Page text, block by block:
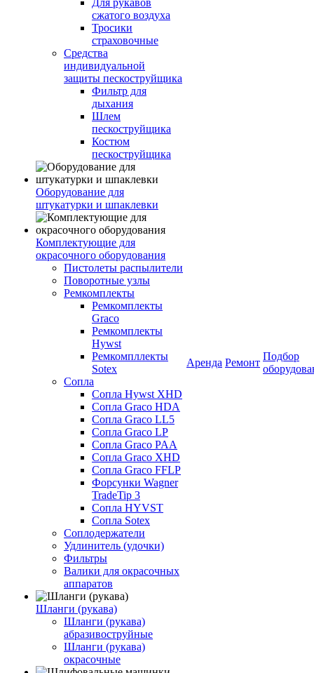
Для рукавов
сжатого воздуха
Тросики
страховочные
Средства
индивидуальной
защиты пескоструйщика
Фильтр для
дыхания
Шлем
пескоструйщика
Костюм
пескоструйщика
Оборудование для
штукатурки и шпаклевки
Комплектующие для
окрасочного оборудования
Пистолеты распылители
Поворотные узлы
Ремкомплекты
Ремкомплекты
Graco
Ремкомплекты
Hywst
Ремкомпллекты
Sotex
Сопла
Сопла Hywst XHD
Сопла Graco HDA
Сопла Graco LL5
Сопла Graco LP
Сопла Graco PAA
Сопла Graco XHD
Сопла Graco FFLP
Форсунки Wagner
TradeTip 3
Сопла HYVST
Сопла Sotex
Соплодержатели
Удлинитель (удочки)
Фильтры
Валики для окрасочных
аппаратов
Шланги (рукава)
Шланги (рукава)
абразивоструйные
Шланги (рукава)
окрасочные
Аренда Ремонт
Подбор